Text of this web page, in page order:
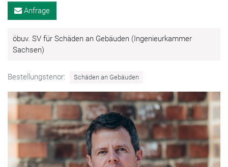
Anfrage
öbuv. SV für Schäden an Gebäuden (Ingenieurkammer
Sachsen)
Bestellungstenor: Schäden an Gebäuden